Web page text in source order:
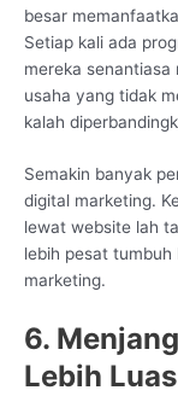
besar
Setiap kali ada
mereka senantiasa
usaha yang tidak
kalah
Semakin banyak
digital marketing.
lewat website lah
lebih pesat
marketing.
6.
Lebih Luas